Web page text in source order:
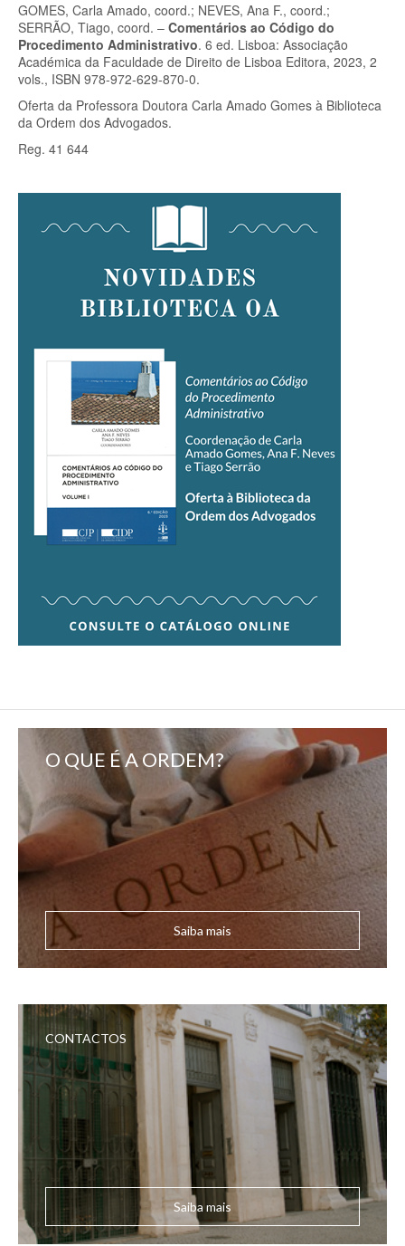
GOMES, Carla Amado, coord.; NEVES, Ana F., coord.;
SERRÃO, Tiago, coord. – Comentários ao Código do
Procedimento Administrativo. 6 ed. Lisboa: Associação
Académica da Faculdade de Direito de Lisboa Editora, 2023, 2
vols., ISBN 978-972-629-870-0.
Oferta da Professora Doutora Carla Amado Gomes à Biblioteca
da Ordem dos Advogados.
Reg. 41 644
O QUE É A ORDEM?
Saiba mais
CONTACTOS
Saiba mais